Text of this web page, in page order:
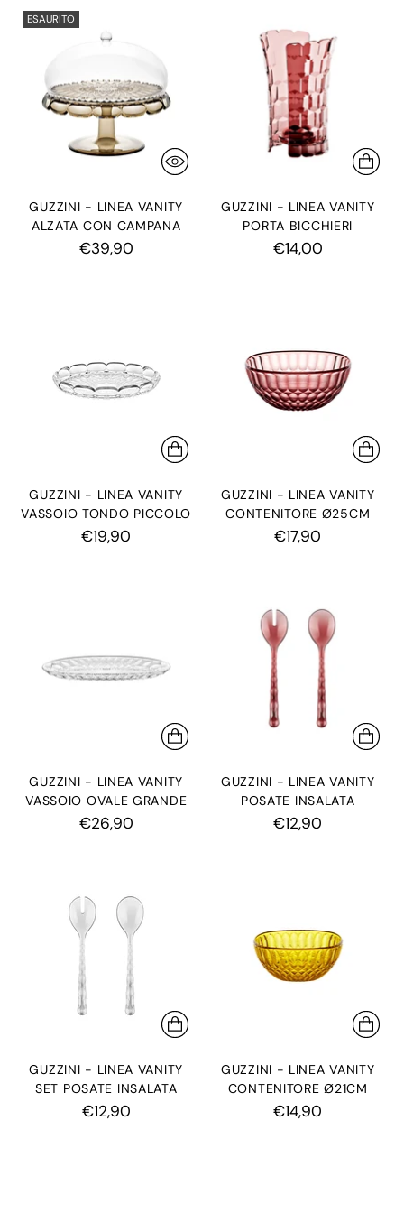
ESAURITO
GUZZINI - LINEA VANITY
ALZATA CON CAMPANA
€39,90
GUZZINI - LINEA VANITY
PORTA BICCHIERI
€14,00
GUZZINI - LINEA VANITY
VASSOIO TONDO PICCOLO
€19,90
GUZZINI - LINEA VANITY
CONTENITORE Ø25CM
€17,90
GUZZINI - LINEA VANITY
VASSOIO OVALE GRANDE
€26,90
GUZZINI - LINEA VANITY
POSATE INSALATA
€12,90
GUZZINI - LINEA VANITY
SET POSATE INSALATA
€12,90
GUZZINI - LINEA VANITY
CONTENITORE Ø21CM
€14,90